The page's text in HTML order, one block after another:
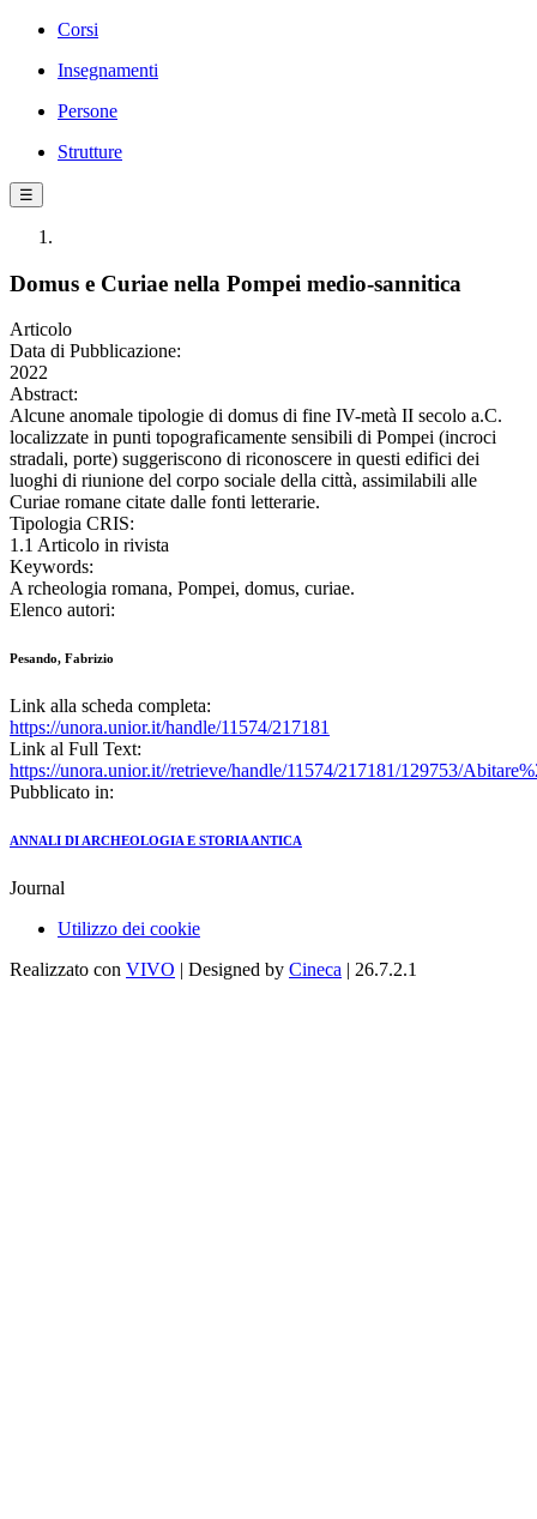
Corsi
Insegnamenti
Persone
Strutture
☰
Domus e Curiae nella Pompei medio-sannitica
Articolo
Data di Pubblicazione:
2022
Abstract:
Alcune anomale tipologie di domus di fine IV-metà II secolo a.C.
localizzate in punti topograficamente sensibili di Pompei (incroci
stradali, porte) suggeriscono di riconoscere in questi edifici dei
luoghi di riunione del corpo sociale della città, assimilabili alle
Curiae romane citate dalle fonti letterarie.
Tipologia CRIS:
1.1 Articolo in rivista
Keywords:
A rcheologia romana, Pompei, domus, curiae.
Elenco autori:
Pesando, Fabrizio
Link alla scheda completa:
https://unora.unior.it/handle/11574/217181
Link al Full Text:
https://unora.unior.it//retrieve/handle/11574/217181/129753/
Pubblicato in:
ANNALI DI ARCHEOLOGIA E STORIA ANTICA
Journal
Utilizzo dei cookie
Realizzato con VIVO | Designed by Cineca | 26.7.2.1